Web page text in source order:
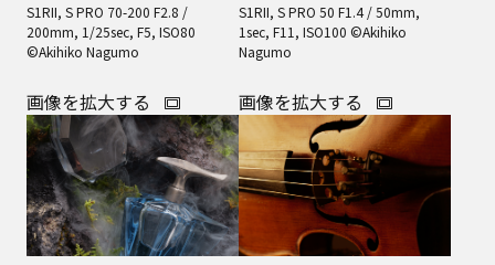
S1RII, S PRO 70-200 F2.8 /
200mm, 1/25sec, F5, ISO80
©Akihiko Nagumo
画像を拡大する
S1RII, S PRO 50 F1.4 / 50mm,
1sec, F11, ISO100 ©Akihiko
Nagumo
画像を拡大する